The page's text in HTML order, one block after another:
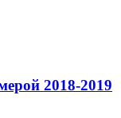
2018-2019